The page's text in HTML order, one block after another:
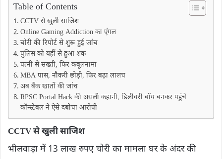
Table of Contents
CCTV से खुली साजिश
Online Gaming Addiction का एंगल
चोरी की रिपोर्ट से शुरू हुई जांच
पुलिस को यहीं से हुआ शक
पत्नी से सख्ती, फिर कबूलनामा
MBA पास, नौकरी छोड़ी, फिर बढ़ा लालच
अब बैंक खातों की जांच
RPSC Portal Hack की असली कहानी, डिलीवरी बॉय बनकर पहुंचे
कॉन्स्टेबल ने ऐसे दबोचा आरोपी
CCTV से खुली साजिश
भीलवाड़ा में 13 लाख रुपए चोरी का मामला घर के अंदर की